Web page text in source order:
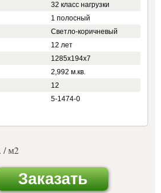
32 класс нагрузки
1 полосный
Светло-коричневый
12 лет
1285х194х7
2,992 м.кв.
12
5-1474-0
/ м2
Заказать